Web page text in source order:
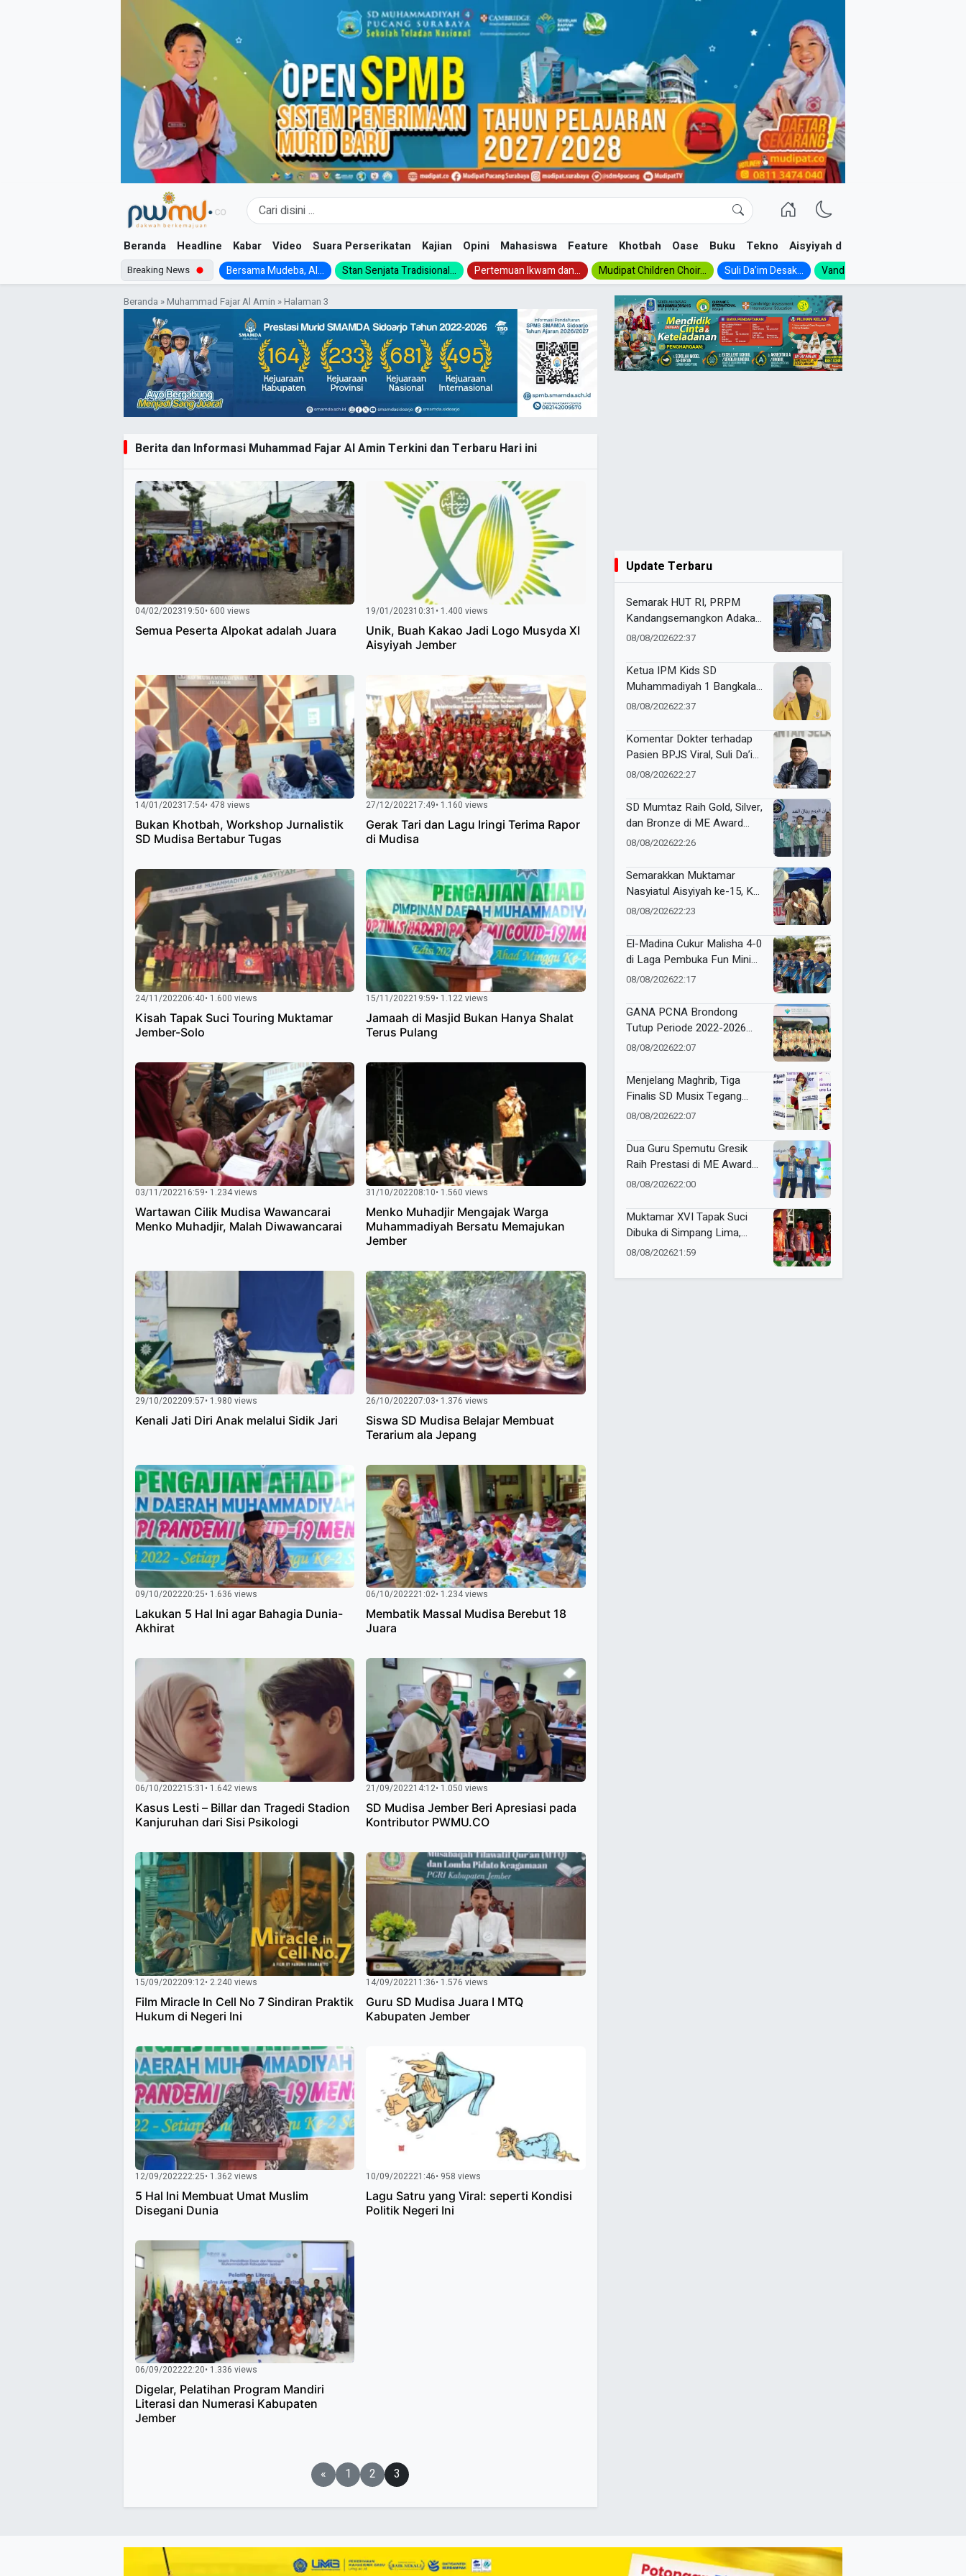
Beranda Headline Kabar Video Suara Perserikatan Kajian Opini Mahasiswa Feature Khotbah Oase Buku Tekno Aisyiyah dan NA
Breaking News Bersama Mudeba, Al... Stan Senjata Tradisional... Pertemuan Ikwam dan... Mudipat Children Choir... Suli Da’im Desak... Vanda, Siswa SMK...
Beranda »Muhammad Fajar Al Amin »Halaman 3
Berita dan Informasi Muhammad Fajar Al Amin Terkini dan Terbaru Hari ini
04/02/202319:50• 600 views
Semua Peserta Alpokat adalah Juara
19/01/202310:31 • 1.400 views
Unik, Buah Kakao Jadi Logo Musyda XI
Aisyiyah Jember
14/01/202317:54• 478 views
Bukan Khotbah, Workshop Jurnalistik
SD Mudisa Bertabur Tugas
27/12/202217:49• 1.160 views
Gerak Tari dan Lagu Iringi Terima Rapor
di Mudisa
24/11/202206:40• 1.600 views
Kisah Tapak Suci Touring Muktamar
Jember-Solo
15/11/202219:59• 1.122 views
Jamaah di Masjid Bukan Hanya Shalat
Terus Pulang
03/11/202216:59• 1.234 views
Wartawan Cilik Mudisa Wawancarai
Menko Muhadjir, Malah Diwawancarai
31/10/202208:10• 1.560 views
Menko Muhadjir Mengajak Warga
Muhammadiyah Bersatu Memajukan
Jember
29/10/202209:57• 1.980 views
Kenali Jati Diri Anak melalui Sidik Jari
26/10/202207:03• 1.376 views
Siswa SD Mudisa Belajar Membuat
Terarium ala Jepang
09/10/202220:25• 1.636 views
Lakukan 5 Hal Ini agar Bahagia Dunia-
Akhirat
06/10/202221:02• 1.234 views
Membatik Massal Mudisa Berebut 18
Juara
06/10/202215:31 • 1.642 views
Kasus Lesti – Billar dan Tragedi Stadion
Kanjuruhan dari Sisi Psikologi
21/09/202214:12• 1.050 views
SD Mudisa Jember Beri Apresiasi pada
Kontributor PWMU.CO
15/09/202209:12• 2.240 views
Film Miracle In Cell No 7 Sindiran Praktik
Hukum di Negeri Ini
14/09/202211:36• 1.576 views
Guru SD Mudisa Juara I MTQ
Kabupaten Jember
12/09/202222:25• 1.362 views
5 Hal Ini Membuat Umat Muslim
Disegani Dunia
10/09/202221:46• 958 views
Lagu Satru yang Viral: seperti Kondisi
Politik Negeri Ini
06/09/202222:20• 1.336 views
Digelar, Pelatihan Program Mandiri
Literasi dan Numerasi Kabupaten
Jember
« 1 2 3
Update Terbaru
Semarak HUT RI, PRPM
Kandangsemangkon Adakan
Liga Kemerdekaan 2026
08/08/202622:37
Ketua IPM Kids SD
Muhammadiyah 1 Bangkalan
Raih Gold Medal ME Award
08/08/202622:37
Komentar Dokter terhadap
Pasien BPJS Viral, Suli Da’im:
Jangan Lukai Kepercayaan
08/08/202622:27
SD Mumtaz Raih Gold, Silver,
dan Bronze di ME Award
2026
08/08/202622:26
Semarakkan Muktamar
Nasyiatul Aisyiyah ke-15, KL
Lazismu NA Jawa Timur
Spot Foto Cermin Cembung
Kekinian
08/08/202622:23
El-Madina Cukur Malisha 4-0
di Laga Pembuka Fun Mini
Soccer 4 Dasawarsa Al-
08/08/202622:17
GANA PCNA Brondong
Tutup Periode 2022-2026
dengan Roadshow ke Solo
08/08/202622:07
Menjelang Maghrib, Tiga
Finalis SD Musix Tegang
Menanti Pengumuman ME
08/08/202622:07
Dua Guru Spemutu Gresik
Raih Prestasi di ME Award
2026
08/08/202622:00
Muktamar XVI Tapak Suci
Dibuka di Simpang Lima,
Kapolri Ajak Pesilat Jadi
08/08/202621:59